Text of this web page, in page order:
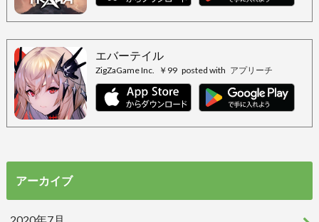
エバーテイル
ZigZaGame Inc. ￥99 posted with アプリーチ
アーカイブ